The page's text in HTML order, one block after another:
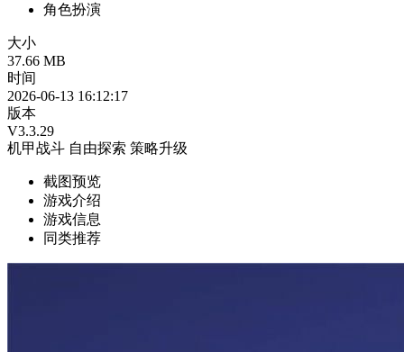
角色扮演
大小
37.66 MB
时间
2026-06-13 16:12:17
版本
V3.3.29
机甲战斗 自由探索 策略升级
截图预览
游戏介绍
游戏信息
同类推荐